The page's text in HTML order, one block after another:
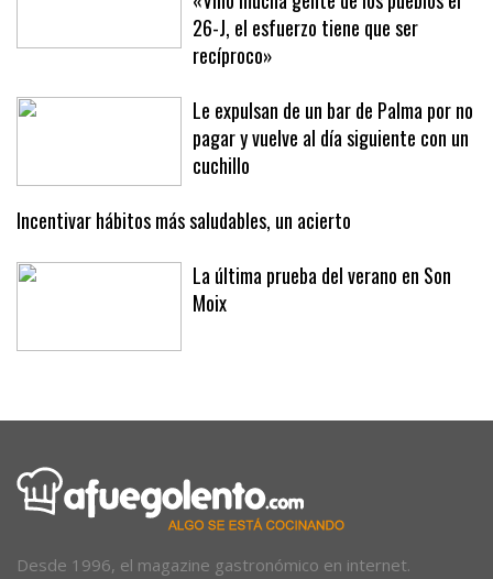
De Palma a Sóller para la protesta:
«Vino mucha gente de los pueblos el
26-J, el esfuerzo tiene que ser
recíproco»
Le expulsan de un bar de Palma por no
pagar y vuelve al día siguiente con un
cuchillo
Incentivar hábitos más saludables, un acierto
La última prueba del verano en Son